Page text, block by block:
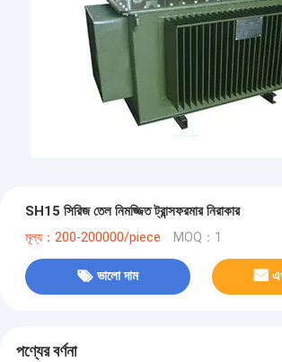
SH15 সিরিজ তেল নিমজ্জিত ট্রান্সফরমার নিরাকার
মূল্য：200-200000/piece MOQ：1
ভালো দাম
পণ্যের বর্ণনা